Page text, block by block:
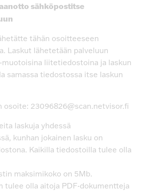
sähköpostitse
tähän osoitteeseen
Laskut lähetetään palveluun
muotoisina liitetiedostoina ja laskun
samassa tiedostossa itse laskun
osoite: 23096826@scan.netvisor.fi
laskuja yhdessä
kunhan jokainen lasku on
Kaikilla tiedostoilla tulee olla
maksimikoko on 5Mb.
tulee olla aitoja PDF-dokumentteja